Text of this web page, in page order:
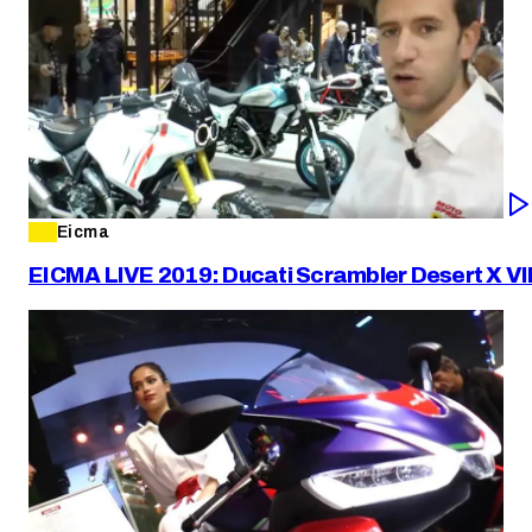
Eicma
EICMA LIVE 2019: Ducati Scrambler Desert X